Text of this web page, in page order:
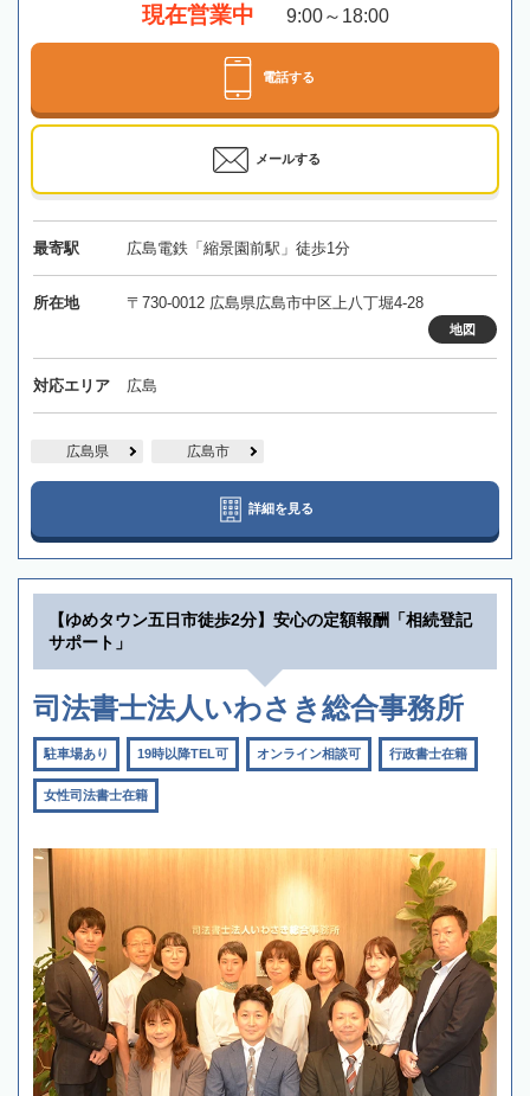
現在営業中 9:00～18:00
電話する
メールする
最寄駅 広島電鉄「縮景園前駅」徒歩1分
所在地 〒730-0012 広島県広島市中区上八丁堀4-28
地図
対応エリア 広島
広島県 広島市
詳細を見る
【ゆめタウン五日市徒歩2分】安心の定額報酬「相続登記
サポート」
司法書士法人いわさき総合事務所
駐車場あり 19時以降TEL可 オンライン相談可 行政書士在籍
女性司法書士在籍